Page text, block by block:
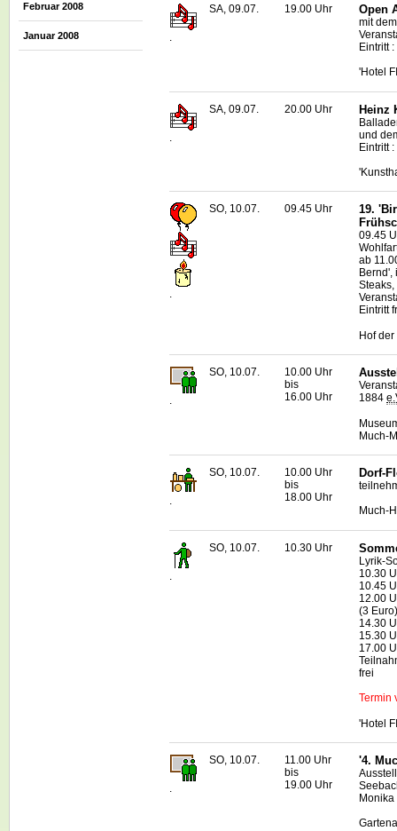
Februar 2008
Januar 2008 .
SA, 09.07. 19.00 Uhr Open
mit
Eintritt
'Hotel
SA, 09.07. 20.00 Uhr Heinz
und
Eintritt
.
SO, 10.07. 09.45 Uhr
19.
09.45
ab
Bernd',
Eintritt
Hof
.
SO, 10.07.
10.00 Uhr
bis
16.00 Uhr
1884
Much-
.
SO, 10.07.
10.00 Uhr
bis
18.00 Uhr
Dorf-
Much-
SO, 10.07. 10.30 Uhr
Lyrik-
10.30
10.45
12.00
(3 Euro)
14.30
15.30
17.00
frei
Termin
'Hotel
.
SO, 10.07.
11.00 Uhr
bis
19.00 Uhr
'4.